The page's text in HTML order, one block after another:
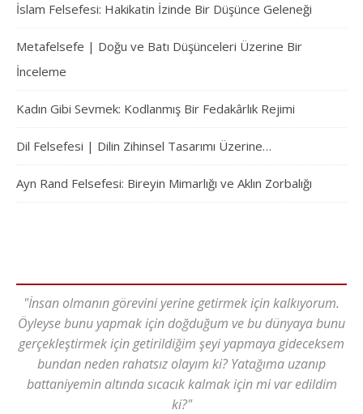
İslam Felsefesi: Hakikatin İzinde Bir Düşünce Geleneği
Metafelsefe | Doğu ve Batı Düşünceleri Üzerine Bir
İnceleme
Kadın Gibi Sevmek: Kodlanmış Bir Fedakârlık Rejimi
Dil Felsefesi | Dilin Zihinsel Tasarımı Üzerine…
Ayn Rand Felsefesi: Bireyin Mimarlığı ve Aklın Zorbalığı
"İnsan olmanın görevini yerine getirmek için kalkıyorum.
Öyleyse bunu yapmak için doğduğum ve bu dünyaya bunu
gerçekleştirmek için getirildiğim şeyi yapmaya gideceksem
bundan neden rahatsız olayım ki? Yatağıma uzanıp
battaniyemin altında sıcacık kalmak için mi var edildim
ki?"